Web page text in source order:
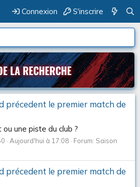
Connexion S'inscrire
LA RECHERCHE
précedent le premier match de
une piste du club ?
Aujourd'hui à 17:08 Forum: Saison
précedent le premier match de